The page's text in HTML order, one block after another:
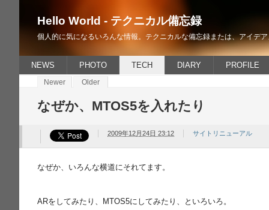
Hello World - テクニカル備忘録
個人的に気になるいろんな情報。テクニカルな備忘録または、アイデ
NEWS PHOTO TECH DIARY PROFILE
Newer Older
なぜか、MTOS5を入れたり
2009年12月24日 23:12 サイトリニューアル
なぜか、いろんな横道にそれてます。
ARをしてみたり、MTOS5にしてみたり、といろいろ。